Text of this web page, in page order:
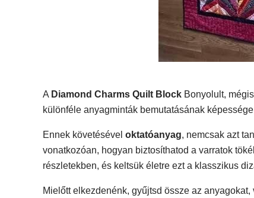
A Diamond Charms Quilt Block Bonyolult,
különféle anyagminták bemutatásának
Ennek követésével oktatóanyag, nemcsak azt
vonatkozóan, hogyan biztosíthatod a varratok
részletekben, és keltsük életre ezt a klasszikus
Mielőtt elkezdenénk, gyűjtsd össze az